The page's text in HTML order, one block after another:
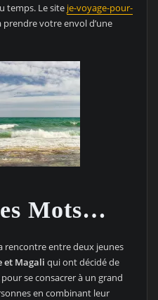
temps. Le site je-voyage-pour-
prendre votre envol d’une
Mots…
rencontre entre deux jeunes
et Magali qui ont décidé de
se consacrer à un grand
en combinant leur